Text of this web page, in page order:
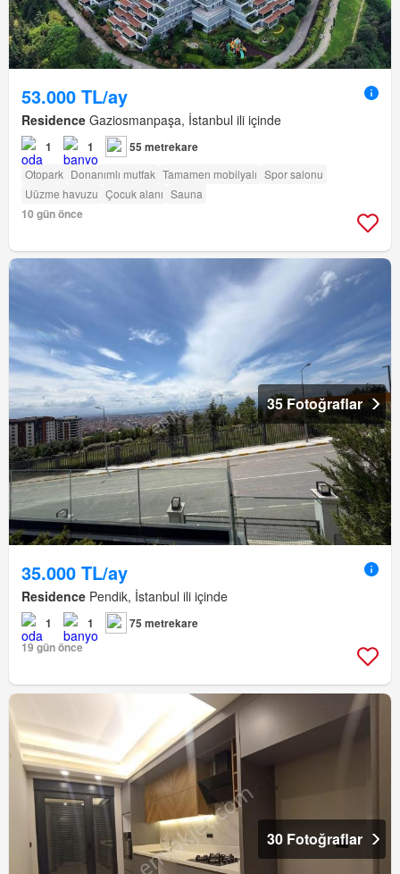
53.000 TL/ay
Residence Gaziosmanpaşa, İstanbul ili içinde
1 1 55 metrekare
Otopark Donanımlı mutfak Tamamen mobilyalı Spor salonu
Uüzme havuzu Çocuk alanı Sauna
10 gün önce
35 Fotoğraflar
35.000 TL/ay
Residence Pendik, İstanbul ili içinde
1 1
75 metrekare
19 gün önce
30 Fotoğraflar